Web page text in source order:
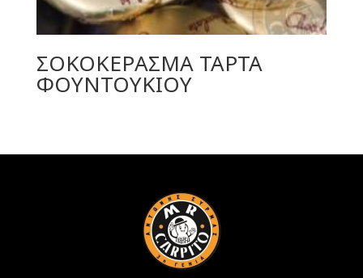
ΣΟΚΟΚΕΡΑΣΜΑ ΤΑΡΤΑ
ΦΟΥΝΤΟΥΚΙΟΥ